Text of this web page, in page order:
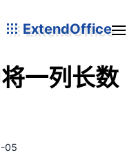
ExtendOffice
一列长数
05